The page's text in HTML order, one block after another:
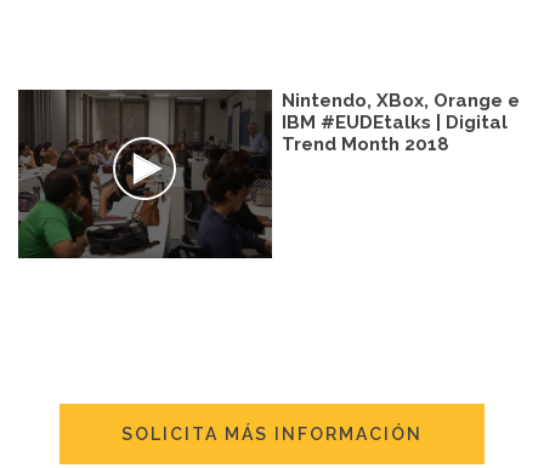
Nintendo, XBox, Orange e
IBM #EUDEtalks | Digital
Trend Month 2018
SOLICITA MÁS INFORMACIÓN